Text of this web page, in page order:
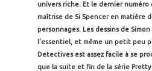
univers riche. Et le dernier
maîtrise de Si Spencer en matière
personnages. Les dessins de
l’essentiel, et même un petit peu
Detectives est assez facile à se
que la suite et fin de la série Pretty